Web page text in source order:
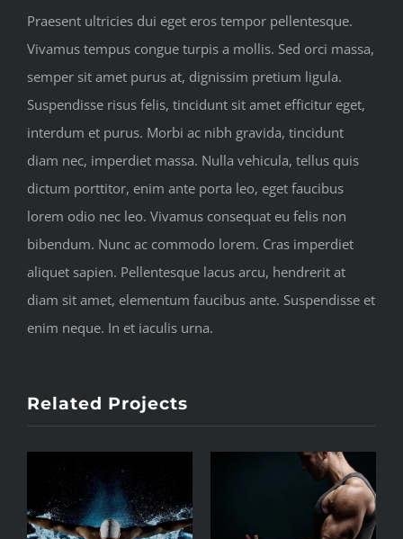
Praesent ultricies dui eget eros tempor pellentesque.
Vivamus tempus congue turpis a mollis. Sed orci massa,
semper sit amet purus at, dignissim pretium ligula.
Suspendisse risus felis, tincidunt sit amet efficitur eget,
interdum et purus. Morbi ac nibh gravida, tincidunt
diam nec, imperdiet massa. Nulla vehicula, tellus quis
dictum porttitor, enim ante porta leo, eget faucibus
lorem odio nec leo. Vivamus consequat eu felis non
bibendum. Nunc ac commodo lorem. Cras imperdiet
aliquet sapien. Pellentesque lacus arcu, hendrerit at
diam sit amet, elementum faucibus ante. Suspendisse et
enim neque. In et iaculis urna.
Related Projects